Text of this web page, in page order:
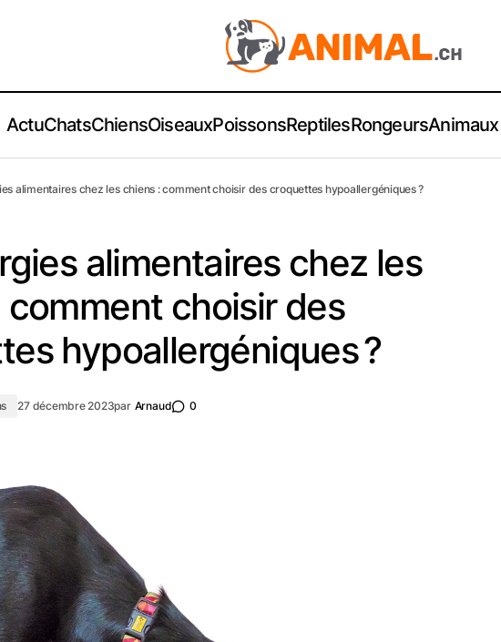
ActuChatsChiensOiseauxPoissonsReptilesRongeurs
alimentaires chez les chiens : comment choisir des croquettes hypoallergéniques ?
alimentaires chez les
comment choisir des
hypoallergéniques ?
27 décembre 2023par Arnaud 0